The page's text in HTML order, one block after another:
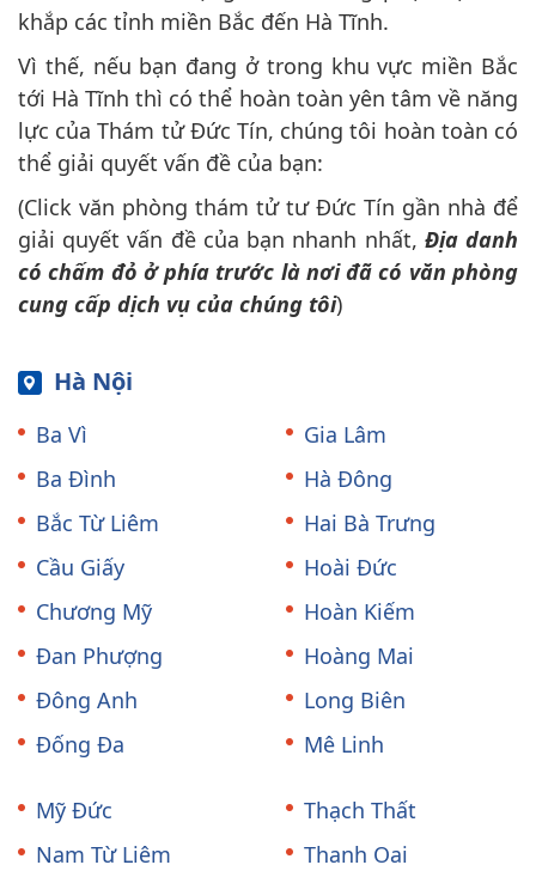
khắp các tỉnh miền Bắc đến Hà Tĩnh.
Vì thế, nếu bạn đang ở trong khu vực miền Bắc
tới Hà Tĩnh thì có thể hoàn toàn yên tâm về năng
lực của Thám tử Đức Tín, chúng tôi hoàn toàn có
thể giải quyết vấn đề của bạn:
(Click văn phòng thám tử tư Đức Tín gần nhà để
giải quyết vấn đề của bạn nhanh nhất, Địa danh
có chấm đỏ ở phía trước là nơi đã có văn phòng
cung cấp dịch vụ của chúng tôi)
Hà Nội
Ba Vì
Ba Đình
Bắc Từ Liêm
Cầu Giấy
Chương Mỹ
Đan Phượng
Đông Anh
Đống Đa
Gia Lâm
Hà Đông
Hai Bà Trưng
Hoài Đức
Hoàn Kiếm
Hoàng Mai
Long Biên
Mê Linh
Mỹ Đức
Nam Từ Liêm
Thạch Thất
Thanh Oai